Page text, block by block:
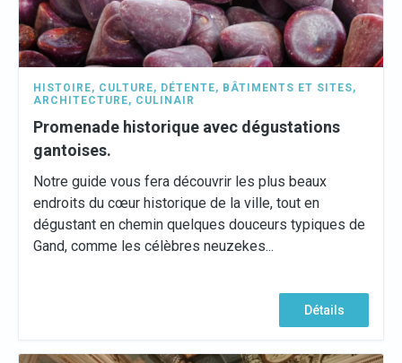
HISTOIRE, CULTURE, DÉTENTE, BÂTIMENTS ET SITES,
ARCHITECTURE, CULINAIR
Promenade historique avec dégustations
gantoises.
Notre guide vous fera découvrir les plus beaux
endroits du cœur historique de la ville, tout en
dégustant en chemin quelques douceurs typiques de
Gand, comme les célèbres neuzekes...
Détails